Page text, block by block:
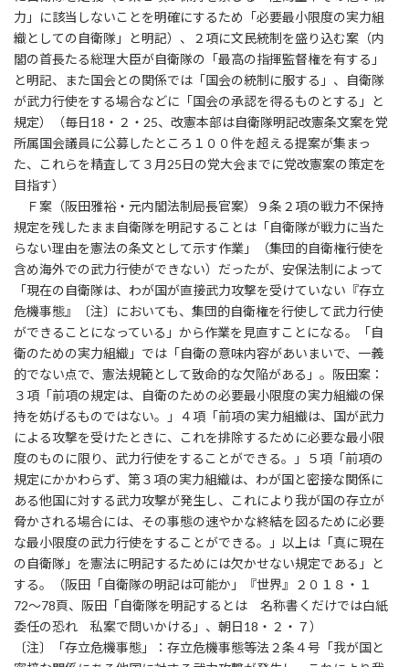
力」に該当しないことを明確にするため「必要最小限度の実力組
織としての自衛隊」と明記）、２項に文民統制を盛り込む案（内
閣の首長たる総理大臣が自衛隊の「最高の指揮監督権を有する」
と明記、また国会との関係では「国会の統制に服する」、自衛隊
が武力行使をする場合などに「国会の承認を得るものとする」と
規定）（毎日18・２・25、改憲本部は自衛隊明記改憲条文案を党
所属国会議員に公募したところ１００件を超える提案が集まっ
た、これらを精査して３月25日の党大会までに党改憲案の策定を
目指す）
Ｆ案（阪田雅裕・元内閣法制局長官案）９条２項の戦力不保持
規定を残したまま自衛隊を明記することは「自衛隊が戦力に当た
らない理由を憲法の条文として示す作業」（集団的自衛権行使を
含め海外での武力行使ができない）だったが、安保法制によって
「現在の自衛隊は、わが国が直接武力攻撃を受けていない『存立
危機事態』〔注〕においても、集団的自衛権を行使して武力行使
ができることになっている」から作業を見直すことになる。「自
衛のための実力組織」では「自衛の意味内容があいまいで、一義
的でない点で、憲法規範として致命的な欠陥がある」。阪田案：
３項「前項の規定は、自衛のための必要最小限度の実力組織の保
持を妨げるものではない。」４項「前項の実力組織は、国が武力
による攻撃を受けたときに、これを排除するために必要な最小限
度のものに限り、武力行使をすることができる。」５項「前項の
規定にかかわらず、第３項の実力組織は、わが国と密接な関係に
ある他国に対する武力攻撃が発生し、これにより我が国の存立が
脅かされる場合には、その事態の速やかな終結を図るために必要
な最小限度の武力行使をすることができる。」以上は「真に現在
の自衛隊」を憲法に明記するためには欠かせない規定である」と
する。（阪田「自衛隊の明記は可能か」『世界』２０１８・１
72～78頁、阪田「自衛隊を明記するとは 名称書くだけでは白紙
委任の恐れ 私案で問いかける」、朝日18・２・７）
〔注〕「存立危機事態」：存立危機事態等法２条４号「我が国と